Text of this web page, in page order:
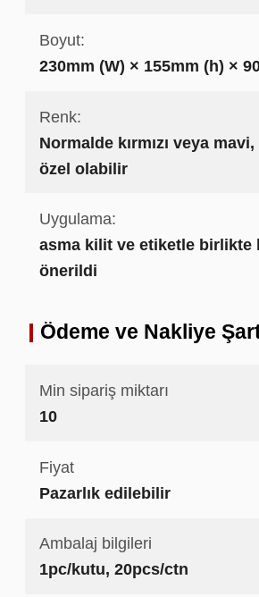
Boyut:
230mm (W) × 155mm (h) ×
Renk:
Normalde kırmızı veya
özel olabilir
Uygulama:
asma kilit ve etiketle birlikte
önerildi
Ödeme ve Nakliye
Min sipariş miktarı
10
Fiyat
Pazarlık edilebilir
Ambalaj bilgileri
1pc/kutu, 20pcs/ctn